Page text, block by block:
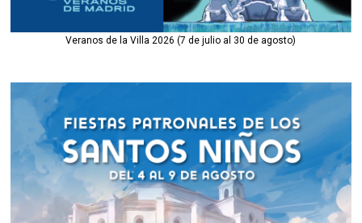
Veranos de la Villa 2026 (7 de julio al 30 de agosto)